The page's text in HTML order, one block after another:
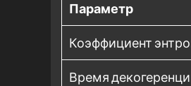
Параметр
Коэффициент
Время